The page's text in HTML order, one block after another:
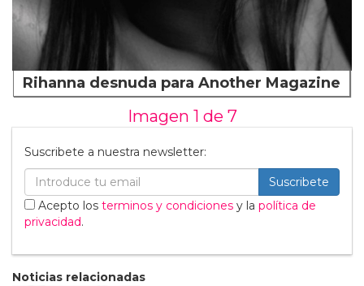
Rihanna desnuda para Another Magazine
Imagen 1 de 7
Suscribete a nuestra newsletter:
Suscribete
Acepto los terminos y condiciones y la política de
privacidad.
Noticias relacionadas